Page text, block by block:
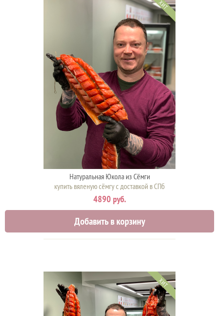
ХИТ
Натуральная Юкола из Сёмги
купить вяленую сёмгу с доставкой в СПб
4890 руб.
Добавить в корзину
ХИТ